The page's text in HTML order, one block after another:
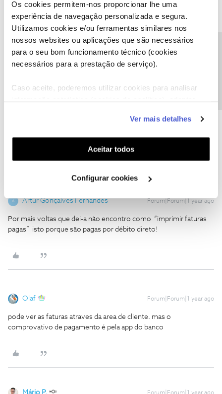
Os cookies permitem-nos proporcionar lhe uma
experiência de navegação personalizada e segura.
Utilizamos cookies e/ou ferramentas similares nos
nossos websites ou aplicações que são necessários
para o seu bom funcionamento técnico (cookies
necessários para a prestação de serviço).
Caso aceite, poderemos utilizar cookies para analisar
funcionalidades (cookies de personalização e
funcionalidade) e adaptar anúncios aos seus interesses
(cookies de publicidade personalizada). Pode gerir a
utilização dos cookies clicando em "Configurar
Ver mais detalhes
Aceitar todos
Configurar cookies
sobre a morada... o expectável.
Vou esperar mais uns dias e colocando aqui informação atualizada
da questão das faturas.
A Artur Gonçalves Fernandes Forum|Forum|1 year ago
Por mais voltas que dei-a não encontro como “imprimir faturas
pagas” isto porque são pagas por débito direto!
Olaf Forum|Forum|1 year ago
pode ver as faturas atraves da area de cliente. mas o
comprovativo de pagamento é pela app do banco
Mário P.